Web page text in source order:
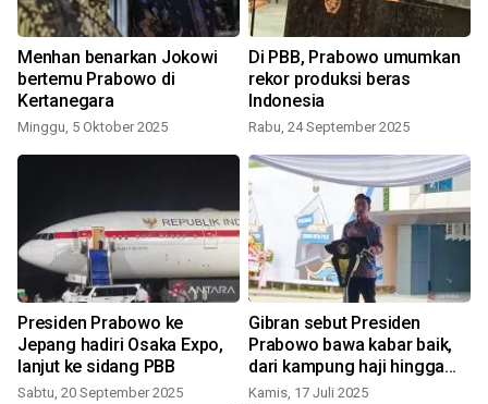
Menhan benarkan Jokowi
bertemu Prabowo di
Kertanegara
Minggu, 5 Oktober 2025
Di PBB, Prabowo umumkan
rekor produksi beras
Indonesia
Rabu, 24 September 2025
Presiden Prabowo ke
Jepang hadiri Osaka Expo,
lanjut ke sidang PBB
Sabtu, 20 September 2025
Gibran sebut Presiden
Prabowo bawa kabar baik,
dari kampung haji hingga
tarif impor
Kamis, 17 Juli 2025